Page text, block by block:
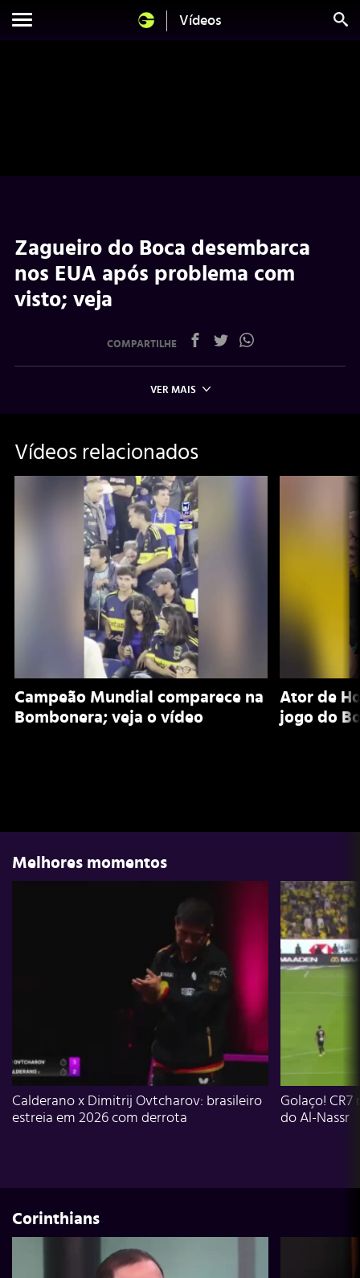
Vídeos
Zagueiro do Boca desembarca
nos EUA após problema com
visto; veja
COMPARTILHE
VER MAIS
Vídeos relacionados
Campeão Mundial comparece na
Bombonera; veja o vídeo
Ator de
jogo do
Melhores momentos
Calderano x Dimitrij Ovtcharov: brasileiro
estreia em 2026 com derrota
Golaço!
do Al-Nassr
Corinthians